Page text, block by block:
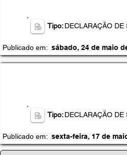
Tipo:DECLARAÇÃO DE
Publicado em: sábado, 24 de maio
Tipo:DECLARAÇÃO DE
Publicado em: sexta-feira, 17 de